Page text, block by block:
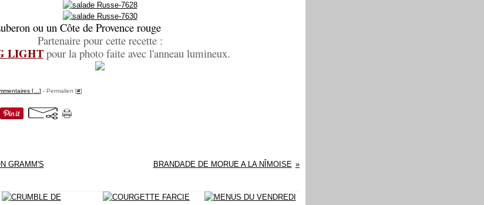
ou un Côte de Provence rouge
Partenaire pour cette recette :
LIGHTpour la photo faite avec l'anneau lumineux.
[ ] - Permalien [#]
GRAMM'S BRANDADE DE MORUE A LA NÎMOISE